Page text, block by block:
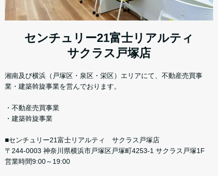
センチュリー21富士リアルティ
サクラス戸塚店
湘南及び横浜（戸塚区・泉区・栄区）エリアにて、不動産売買事
業・建築斡旋事業を営んでおります。
・不動産売買事業
・建築斡旋事業
■センチュリー21富士リアルティ サクラス戸塚店
〒244-0003 神奈川県横浜市戸塚区戸塚町4253-1 サクラス戸塚1F
営業時間9:00～19:00